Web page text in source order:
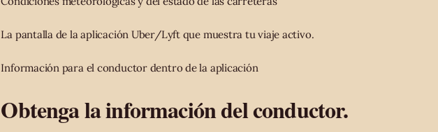
La pantalla de la aplicación Uber/Lyft que muestra tu viaje activo.
Información para el conductor dentro de la aplicación
Obtenga la información del conductor.